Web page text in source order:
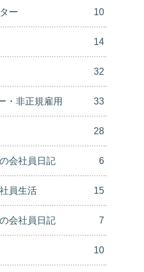
ー 10
14
32
・非正規雇用 33
28
会社員日記 6
員生活 15
会社員日記 7
10